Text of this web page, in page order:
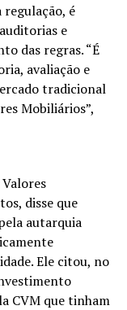
regulação, é
e
das regras. “É
avaliação e
tradicional
Mobiliários”,
disse que
autarquia
Ele citou, no
CVM que tinham